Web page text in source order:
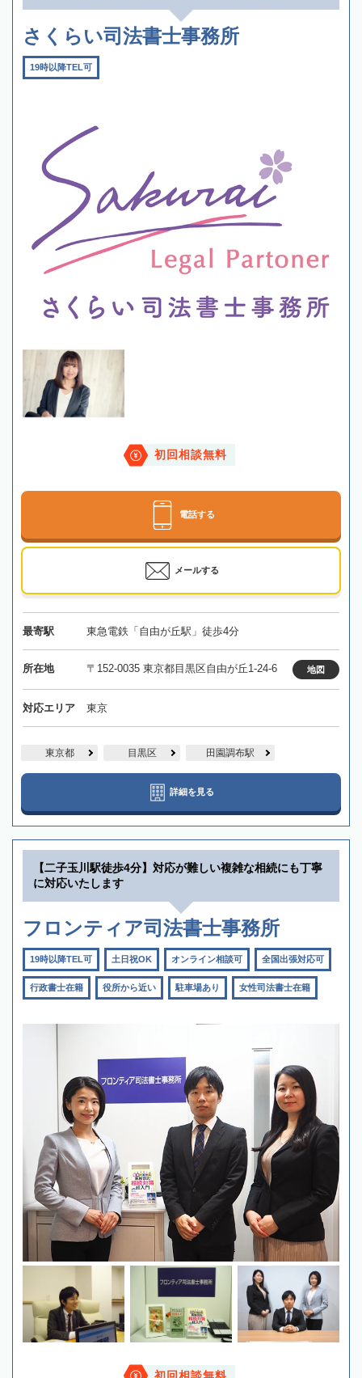
さくらい司法書士事務所
19時以降TEL可
初回相談無料
電話する
メールする
最寄駅 東急電鉄「自由が丘駅」徒歩4分
所在地 〒152-0035 東京都目黒区自由が丘1-24-6 地図
対応エリア 東京
東京都 目黒区 田園調布駅
詳細を見る
【二子玉川駅徒歩4分】対応が難しい複雑な相続にも丁寧
に対応いたします
フロンティア司法書士事務所
19時以降TEL可 土日祝OK オンライン相談可 全国出張対応可
行政書士在籍 役所から近い 駐車場あり 女性司法書士在籍